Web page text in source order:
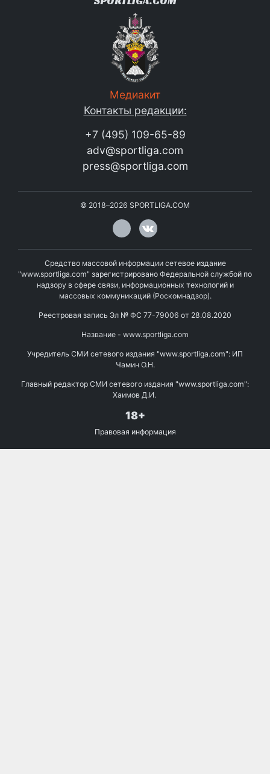
Медиакит
Контакты редакции:
+7 (495) 109-65-89
adv@sportliga.com
press@sportliga.com
© 2018–2026 SPORTLIGA.COM
Средство массовой информации сетевое издание
"www.sportliga.com" зарегистрировано Федеральной службой по
надзору в сфере связи, информационных технологий и
массовых коммуникаций (Роскомнадзор).
Реестровая запись Эл № ФС 77-79006 от 28.08.2020
Название - www.sportliga.com
Учредитель СМИ сетевого издания "www.sportliga.com": ИП
Чамин О.Н.
Главный редактор СМИ сетевого издания "www.sportliga.com":
Хаимов Д.И.
18+
Правовая информация